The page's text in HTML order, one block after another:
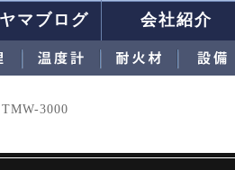
マブログ 会社紹介
3000